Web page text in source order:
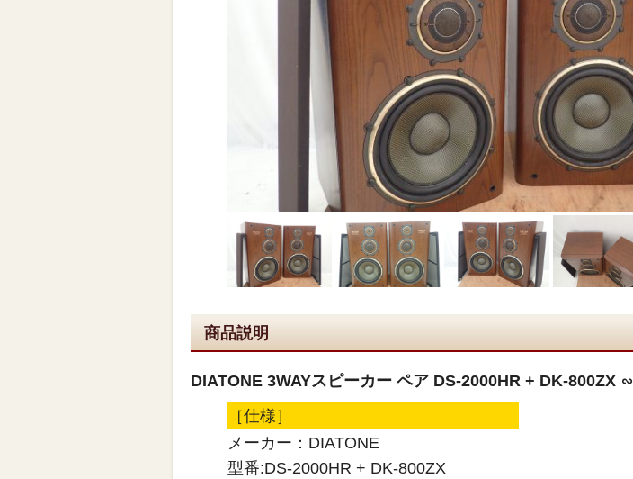
商品説明
DIATONE 3WAYスピーカー ペア DS-2000HR + DK-800ZX ∽
［仕様］
メーカー：DIATONE
型番:DS-2000HR + DK-800ZX